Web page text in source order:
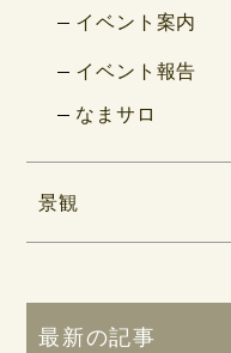
イベント案内
イベント報告
なまサロ
景観
最新の記事